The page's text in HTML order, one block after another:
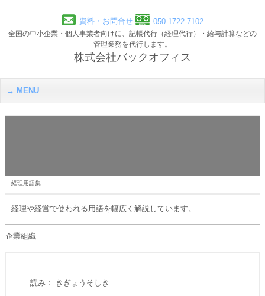
資料・お問合せ 050-1722-7102
全国の中小企業・個人事業者向けに、記帳代行（経理代行）・給与計算などの
管理業務を代行します。
株式会社バックオフィス
MENU
経理用語集
経理や経営で使われる用語を幅広く解説しています。
企業組織
読み： きぎょうそしき